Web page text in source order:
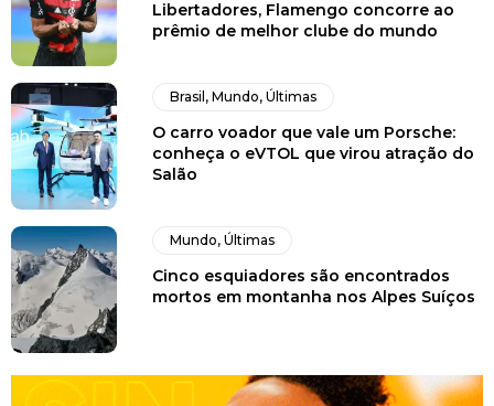
Libertadores, Flamengo concorre ao
prêmio de melhor clube do mundo
Brasil ,Mundo,Últimas
O carro voador que vale um Porsche:
conheça o eVTOL que virou atração do
Salão
Mundo,Últimas
Cinco esquiadores são encontrados
mortos em montanha nos Alpes Suíços